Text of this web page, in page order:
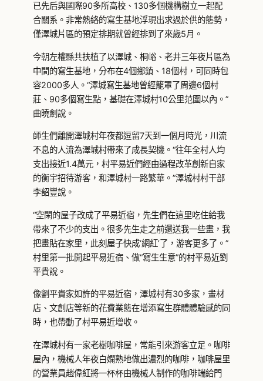
已先后與國際90多所高校、130多個機構樹立一起配
合關系。非常熱絡的寫生基地浮現出求過於供的態勢，
僅澤城片區的預定排期就曾經排到了來歲5月。
今朝左權縣共扶植了以澤城、桐峪、老井三年夜片區為
中間的寫生基地，分布在4個鄉鎮、18個村，可同時包
容2000多人。“澤城寫生基地曾經籠罩了周邊6個村
莊、90多個寫生點，基礎在澤城村10公里范圍以內。”
曲曉劍說。
師生們離開澤城村年夜都逗留7天到一個月時光，川流
不息的人流為澤城村帶來了成長契機。“往年全村人均
支出接近1.4萬元，村平易近們經由過程改革創新自家
的衡宇招待游客，和澤城村一路繁華。”澤城村村干部
李韶豐說。
“空閑的屋子改成了平易近宿，先生們在這里吃住給我
帶來了不少的支出。很多先生走之前還送我一些畫，我
把畫貼在家里，此刻屋子快成‘網紅’了，游客更多了。”
村里第一批開起平易近宿、做“寫生生意”的村平易近劉
平貴說。
像劉平貴家如許的平易近宿，澤城村有30多家，畫材
店、文創店等新的花費業態在增添寫生群體體驗感的同
時，也帶動了村平易近增收。
在澤城村有一家老樹咖啡屋，常能引來游客立足。咖啡
屋內，機械人年夜白嫻熟地做出濃烈的咖啡，咖啡屋里
的營業員趙偉紅將一杯杯由機械人制作的咖啡端給門